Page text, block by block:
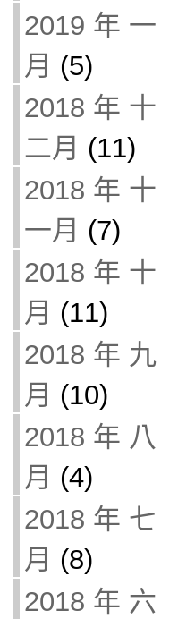
2019 年 一
月 (5)
2018 年 十
二月 (11)
2018 年 十
一月 (7)
2018 年 十
月 (11)
2018 年 九
月 (10)
2018 年 八
月 (4)
2018 年 七
月 (8)
2018 年 六